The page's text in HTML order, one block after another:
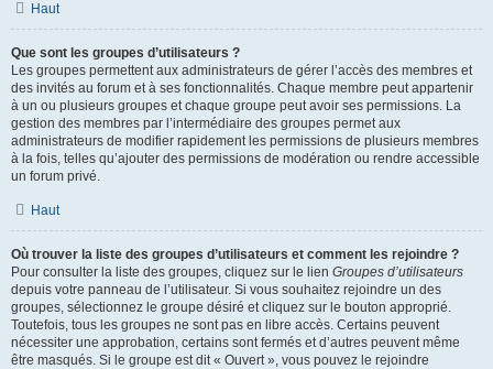
Haut
Que sont les groupes d’utilisateurs ?
Les groupes permettent aux administrateurs de gérer l’accès des membres et
des invités au forum et à ses fonctionnalités. Chaque membre peut appartenir
à un ou plusieurs groupes et chaque groupe peut avoir ses permissions. La
gestion des membres par l’intermédiaire des groupes permet aux
administrateurs de modifier rapidement les permissions de plusieurs membres
à la fois, telles qu’ajouter des permissions de modération ou rendre accessible
un forum privé.
Haut
Où trouver la liste des groupes d’utilisateurs et comment les rejoindre ?
Pour consulter la liste des groupes, cliquez sur le lien Groupes d’utilisateurs
depuis votre panneau de l’utilisateur. Si vous souhaitez rejoindre un des
groupes, sélectionnez le groupe désiré et cliquez sur le bouton approprié.
Toutefois, tous les groupes ne sont pas en libre accès. Certains peuvent
nécessiter une approbation, certains sont fermés et d’autres peuvent même
être masqués. Si le groupe est dit « Ouvert », vous pouvez le rejoindre